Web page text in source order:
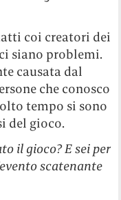
coi creatori dei
siano problemi.
causata dal
che conosco
tempo si sono
del gioco.
il gioco? E sei per
scatenante